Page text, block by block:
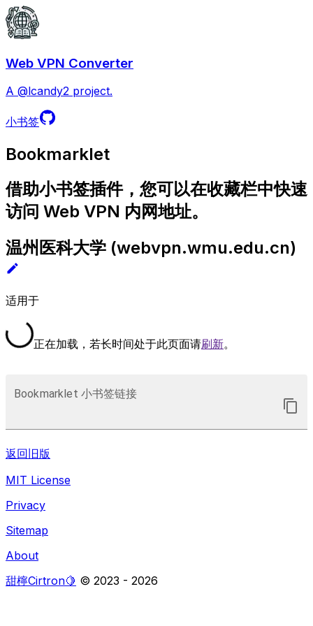
Web VPN Converter
A @lcandy2 project.
小书签
Bookmarklet
借助小书签插件，您可以在收藏栏中快速
访问 Web VPN 内网地址。
温州医科大学 (webvpn.wmu.edu.cn)
适用于
正在加载，若长时间处于此页面请刷新。
Bookmarklet 小书签链接
返回旧版
MIT License
Privacy
Sitemap
About
甜檸Cirtron🍋 © 2023 - 2026